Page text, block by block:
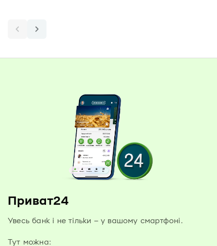
Приват24
Увесь банк і не тільки – у вашому смартфоні.
Тут можна: